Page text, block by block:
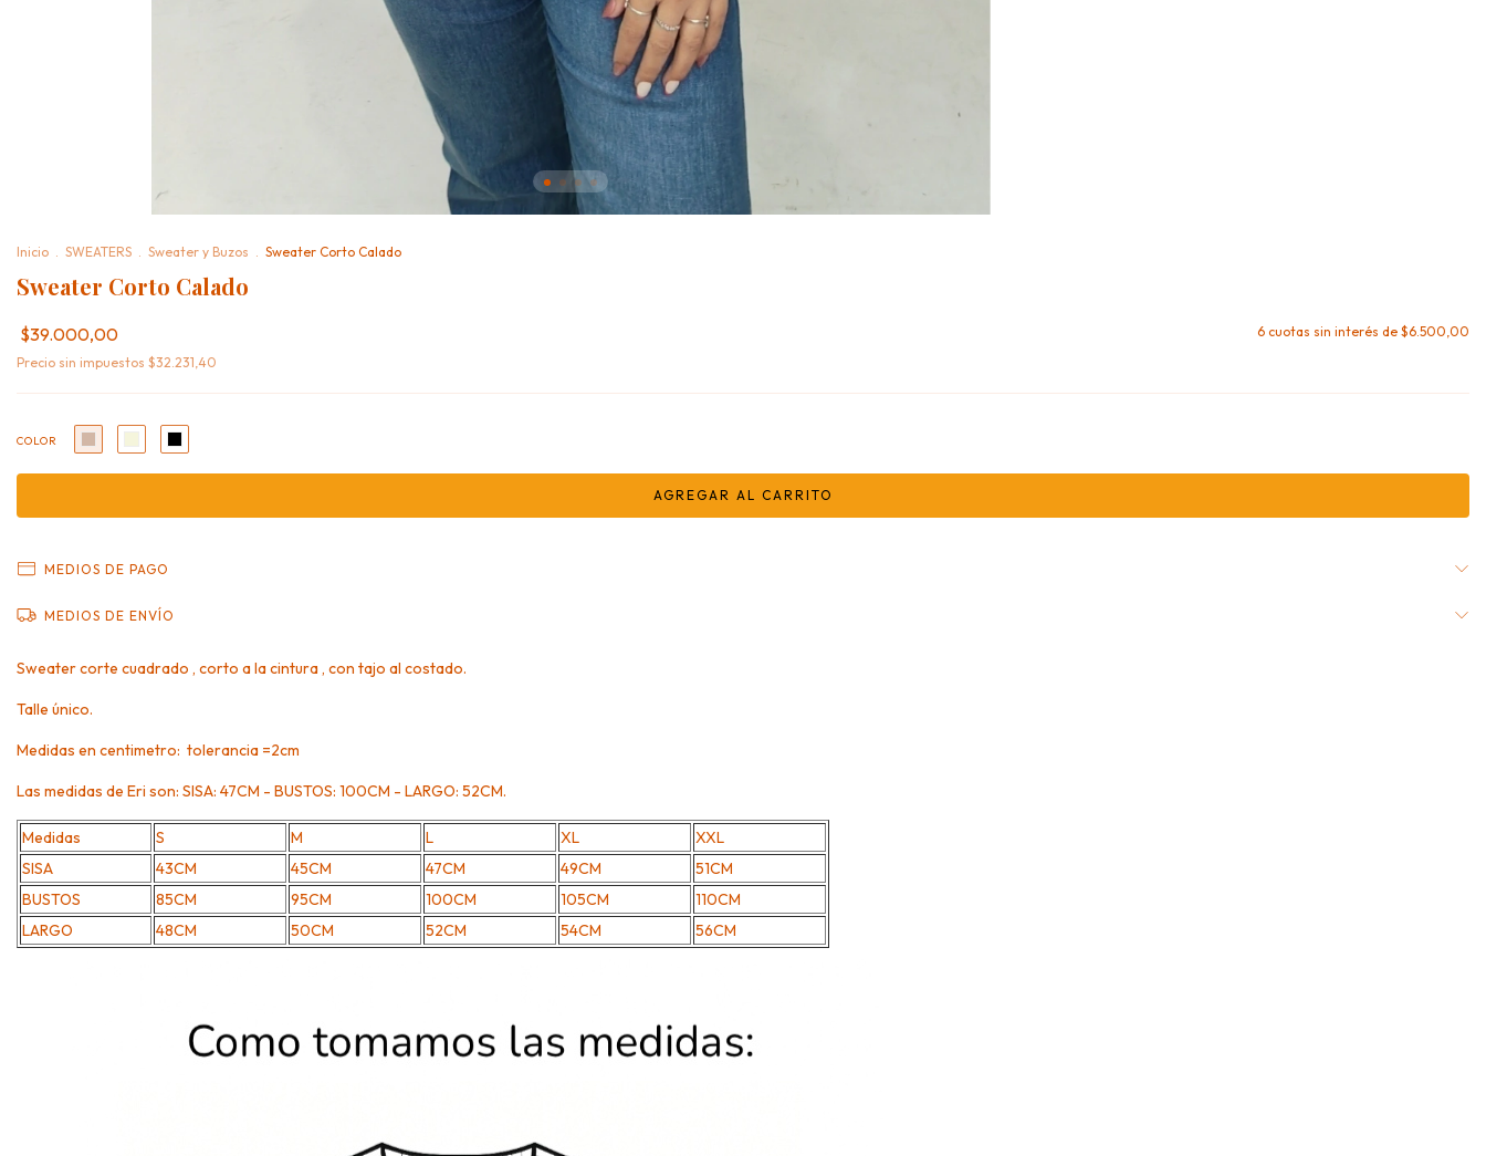
Inicio SWEATERS Sweater y Buzos Sweater Corto Calado
Sweater Corto Calado
$39.000,00 6 cuotas sin interés de $6.500,00
Precio sin impuestos $32.231,40
COLOR
MEDIOS DE PAGO
MEDIOS DE ENVÍO
Sweater corte cuadrado , corto a la cintura , con tajo al costado.
Talle único.
Medidas en centimetro: tolerancia =2cm
Las medidas de Eri son: SISA: 47CM - BUSTOS: 100CM - LARGO: 52CM.
Medidas S M L XL
XXL
SISA
43CM 45CM 47CM 49CM
51CM
BUSTOS
85CM 95CM 100CM 105CM
110CM
LARGO
48CM 50CM 52CM 54CM 56CM